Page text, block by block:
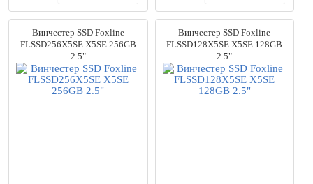
Винчестер SSD Foxline
FLSSD256X5SE X5SE 256GB
2.5"
Винчестер SSD Foxline
FLSSD128X5SE X5SE 128GB
2.5"